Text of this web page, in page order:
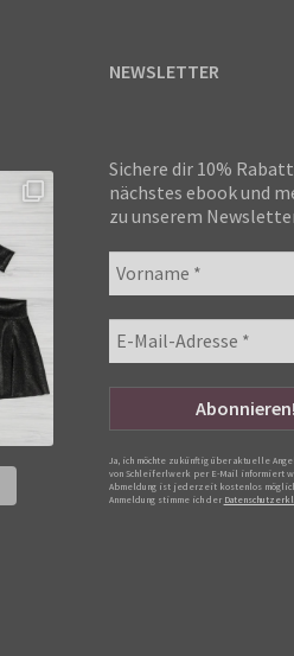
NEWSLETTER
Sichere dir 10%
nächstes ebook und
zu unserem
Ja, ich möchte zukünftig über aktuelle
von Schleiferlwerk per E-Mail informiert
Abmeldung ist jederzeit kostenlos
Anmeldung stimme ich der